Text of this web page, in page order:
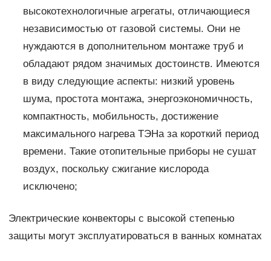
высокотехнологичные агрегаты, отличающиеся
независимостью от газовой системы. Они не
нуждаются в дополнительном монтаже труб и
обладают рядом значимых достоинств. Имеются
в виду следующие аспекты: низкий уровень
шума, простота монтажа, энергоэкономичность,
компактность, мобильность, достижение
максимального нагрева ТЭНа за короткий период
времени. Такие отопительные приборы не сушат
воздух, поскольку сжигание кислорода
исключено;
Электрические конвекторы с высокой степенью
защиты могут эксплуатироваться в ванных комнатах